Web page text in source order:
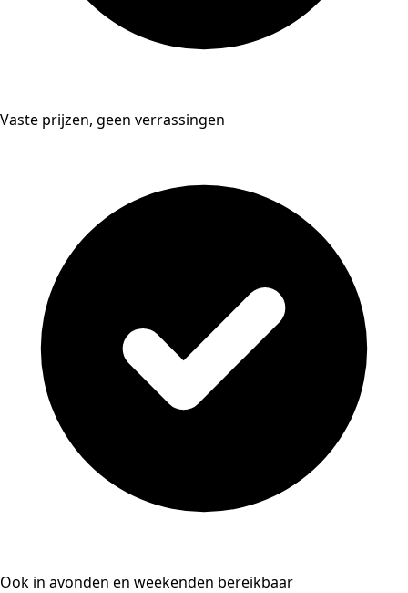
Vaste prijzen, geen verrassingen
Ook in avonden en weekenden bereikbaar